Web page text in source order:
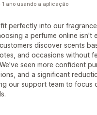
fit perfectly into our
a perfume online isn't
discover scents
and occasions without
seen more confident
and a significant
our support team to focus
1 ano usando a aplicação